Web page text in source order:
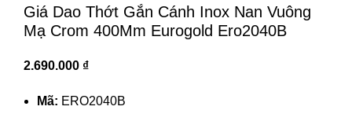
Giá Dao Thớt Gắn Cánh Inox Nan Vuông
Mạ Crom 400Mm Eurogold Ero2040B
2.690.000 ₫
Mã: ERO2040B